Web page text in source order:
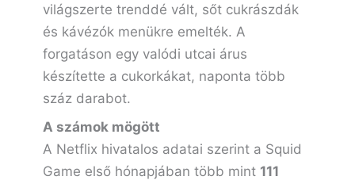
világszerte trenddé vált, sőt cukrászdák
és kávézók menükre emelték. A
forgatáson egy valódi utcai árus
készítette a cukorkákat, naponta több
száz darabot.
A számok mögött
A Netflix hivatalos adatai szerint a Squid
Game első hónapjában több mint 111